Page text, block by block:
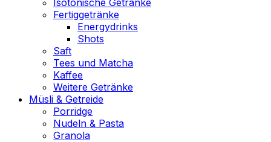
Fertiggetränke
Energydrinks
Shots
Saft
Tees und Matcha
Kaffee
Weitere Getränke
Müsli & Getreide
Porridge
Nudeln & Pasta
Granola